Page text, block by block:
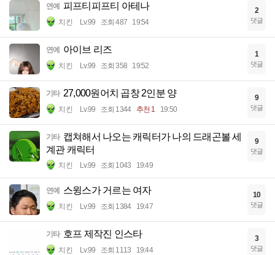
연예 피프티피프티 아테나
치킨 Lv.99 조회 487 19:54
2
댓글
연예 아이브 리즈
치킨 Lv.99 조회 358 19:52
1
댓글
기타 27,000원어치 곱창 2인분 양
치킨 Lv.99 조회 1344 추천 1 19:50
9
댓글
기타 캡쳐해서 나오는 캐릭터가 나의 드래곤볼 세
계관 캐릭터
치킨 Lv.99 조회 1043 19:49
9
댓글
연예 스윙스가 거르는 여자
치킨 Lv.99 조회 1384 19:47
10
댓글
기타 호프 제작진 인스타
치킨 Lv.99 조회 1113 19:44
3
댓글